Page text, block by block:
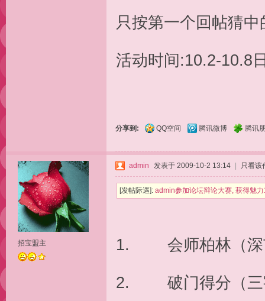
只按第一个回帖猜
活动时间:10.2-10.8
分享到: QQ空间 腾讯微博 腾讯
招宝盟主
admin 发表于 2009-10-2 13:14 只看该
[发帖际遇]: admin参加论坛辩论大赛, 获得魅
1. 会师柏林（深
2. 破门得分（三